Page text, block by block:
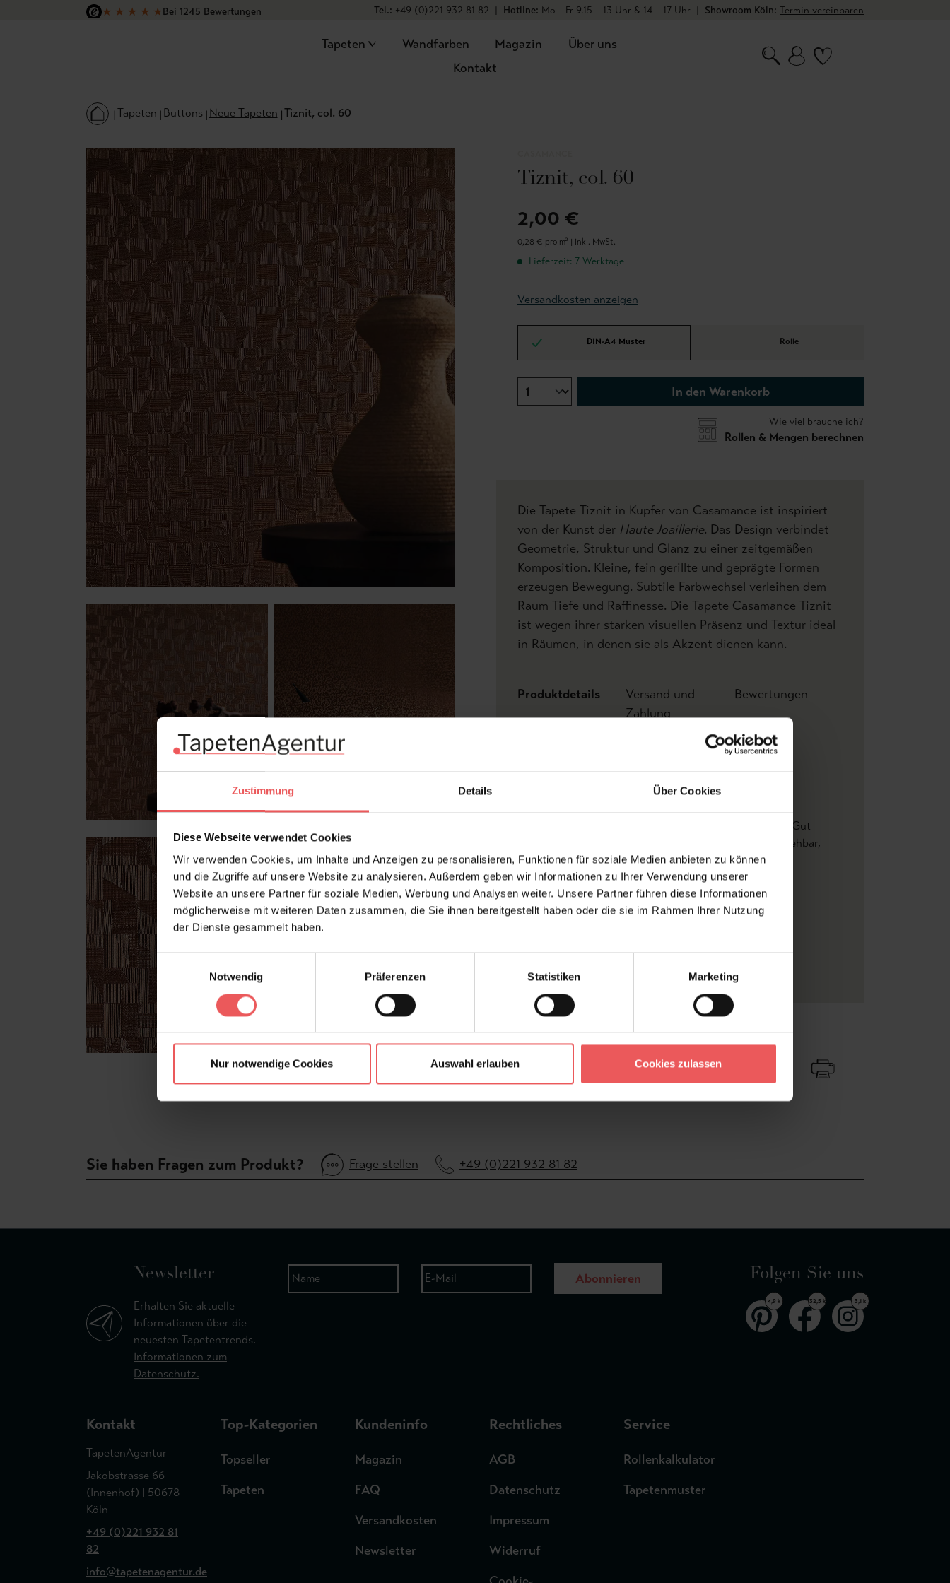
Zustimmung Details Über Cookies
Diese Webseite verwendet Cookies
Wir verwenden Cookies, um Inhalte und Anzeigen zu personalisieren, Funktionen für soziale Medien anbieten zu können
und die Zugriffe auf unsere Website zu analysieren. Außerdem geben wir Informationen zu Ihrer Verwendung unserer
Website an unsere Partner für soziale Medien, Werbung und Analysen weiter. Unsere Partner führen diese Informationen
möglicherweise mit weiteren Daten zusammen, die Sie ihnen bereitgestellt haben oder die sie im Rahmen Ihrer Nutzung
der Dienste gesammelt haben.
Notwendig
Präferenzen Statistiken Marketing
Nur notwendige Cookies Auswahl erlauben Cookies zulassen
Hauptinhalt springen
Zur Suche springen
Zur Hauptnavigation springen
★ ★ ★ ★ ★Bei 1245 Bewertungen
Tel.: +49 (0)221 932 81 82 | Hotline: Mo – Fr 9.15 – 13 Uhr & 14 – 17 Uhr | Showroom Köln: Termin vereinbaren
Tapeten Wandfarben Magazin
Über uns
Kontakt
Tapeten Buttons Neue Tapeten Tiznit, col. 60
Tiznit, col. 60
2,00 €
0,28 € pro m² | inkl. MwSt.
Lieferzeit: 7 Werktage
Versandkosten anzeigen
DIN-A4 Muster Rolle
In den Warenkorb
Wie viel brauche ich?
Rollen & Mengen berechnen
Die Tapete Tiznit in Kupfer von Casamance ist inspiriert
von der Kunst der Haute Joaillerie. Das Design verbindet
Geometrie, Struktur und Glanz zu einer zeitgemäßen
Komposition. Kleine, fein gerillte und geprägte Formen
erzeugen Bewegung. Subtile Farbwechsel verleihen dem
Raum Tiefe und Raffinesse. Die Tapete Casamance Tiznit
ist wegen ihrer starken visuellen Präsenz und Textur ideal
in Räumen, in denen sie als Akzent dienen kann.
Produktdetails
Versand und
Zahlung
Bewertungen
, Gut
, Restlos trocken abziehbar,
Wand einkleistern, Waschbeständig
Design:
Grafische Muster, Moderne Muster
Farbton:
Braun
Konfektionierung:
Sie haben Fragen zum Produkt? Frage stellen +49 (0)221 932 81 82
Newsletter
Erhalten Sie aktuelle
Informationen über die
neuesten Tapetentrends.
Informationen zum
Datenschutz.
Abonnieren Folgen Sie uns
4,9 k 32,5 k 3,1 k
Kontakt
TapetenAgentur
Jakobstrasse 66
(Innenhof) | 50678
Köln
+49 (0)221 932 81
82
info@tapetenagentur.de
Top-Kategorien
Topseller
Tapeten
Kundeninfo
Magazin
FAQ
Versandkosten
Newsletter
Rechtliches
AGB
Datenschutz
Impressum
Widerruf
Service
Rollenkalkulator
Tapetenmuster